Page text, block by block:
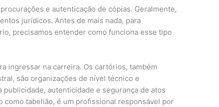
e autenticação de cópias. Geralmente,
jurídicos. Antes de mais nada, para
precisamos entender como funciona esse tipo
ingressar na carreira. Os cartórios, também
são organizações de nível técnico e
autenticidade e segurança de atos
como tabelião, é um profissional responsável por